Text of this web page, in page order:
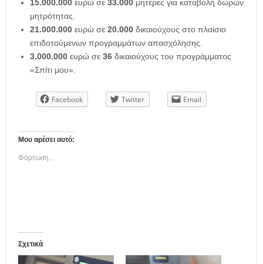
15.000.000 ευρώ σε 33.000 μητέρες για καταβολή δώρων
μητρότητας.
21.000.000 ευρώ σε 20.000 δικαιούχους στο πλαίσιο
επιδοτούμενων προγραμμάτων απασχόλησης.
3.000.000 ευρώ σε 36 δικαιούχους του προγράμματος
«Σπίτι μου».
Facebook Twitter Email
Μου αρέσει αυτό:
Φόρτωση...
Σχετικά